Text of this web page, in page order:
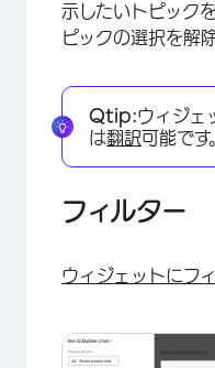
示したいトピック
ピックの選択を解
Qtip:ウィジェ
は翻訳可能です
フィルター
ウィジェットにフ